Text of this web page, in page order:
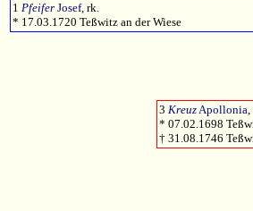
1 Pfeifer Josef, rk.
* 17.03.1720 Teßwitz an der Wiese
3 KreuzApollonia,
* 07.02.1698
† 31.08.1746